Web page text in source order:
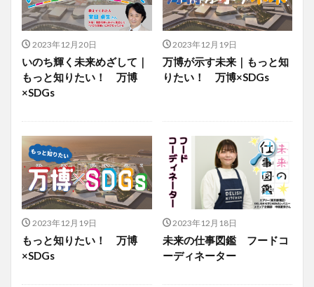
2023年12月20日
いのち輝く未来めざして｜
もっと知りたい！ 万博
×SDGs
2023年12月19日
万博が示す未来｜もっと知
りたい！ 万博×SDGs
2023年12月19日
もっと知りたい！ 万博
×SDGs
2023年12月18日
未来の仕事図鑑 フードコ
ーディネーター